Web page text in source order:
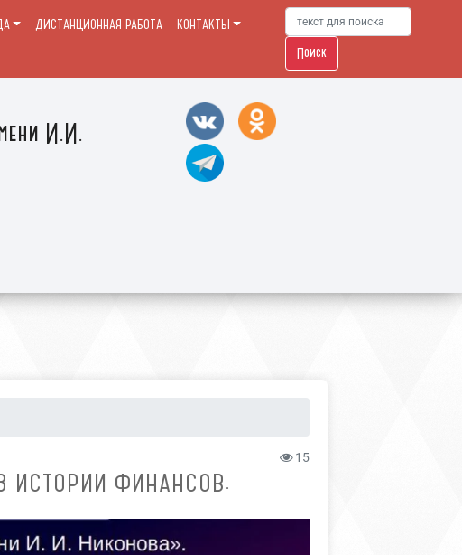
И.И.
ДИСТАНЦИОННАЯ РАБОТА
КОНТАКТЫ
Поиск
15
ИСТОРИИ ФИНАНСОВ.